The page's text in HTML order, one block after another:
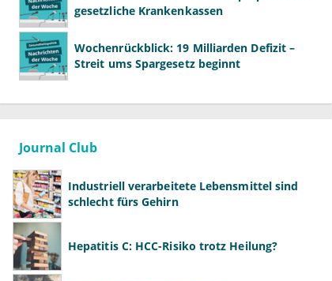
gesetzliche Krankenkassen
Wochenrückblick: 19 Milliarden Defizit –
Streit ums Spargesetz beginnt
Journal Club
Industriell verarbeitete Lebensmittel sind
schlecht fürs Gehirn
Hepatitis C: HCC-Risiko trotz Heilung?